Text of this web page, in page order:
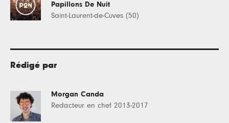
Papillons De Nuit
Saint-Laurent-de-Cuves (50)
Rédigé par
Morgan Canda
Redacteur en chef 2013-2017